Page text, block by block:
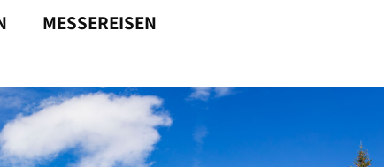
MESSEREISEN